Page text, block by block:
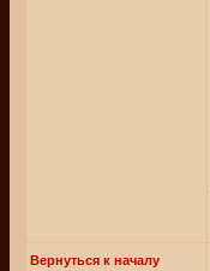
Вернуться к началу